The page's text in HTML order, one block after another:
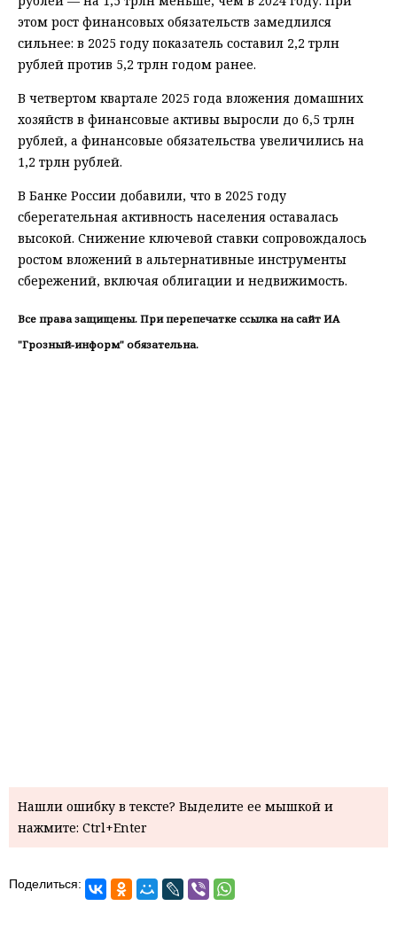
этом рост финансовых обязательств замедлился
сильнее: в 2025 году показатель составил 2,2 трлн
рублей против 5,2 трлн годом ранее.
В четвертом квартале 2025 года вложения домашних
хозяйств в финансовые активы выросли до 6,5 трлн
рублей, а финансовые обязательства увеличились на
1,2 трлн рублей.
В Банке России добавили, что в 2025 году
сберегательная активность населения оставалась
высокой. Снижение ключевой ставки сопровождалось
ростом вложений в альтернативные инструменты
сбережений, включая облигации и недвижимость.
Все права защищены. При перепечатке ссылка на сайт ИА
"Грозный-информ" обязательна.
Нашли ошибку в тексте? Выделите ее мышкой и
нажмите: Ctrl+Enter
Поделиться: